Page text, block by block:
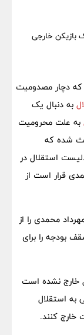
دچار مصدومیت
به دنبال یک
به علت محرومیت
شده که
استقلال در
قرار است از
محمدی را از
بودجه را برای
خارج نشده است
به استقلال
خارج کنند.